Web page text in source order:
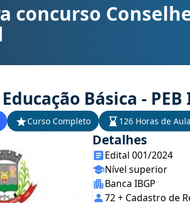
Lafaiete/MG - Prefeitura Municipal
concurso
Básica - PEB
Curso Completo 126 Horas de Aula
Detalhes
Edital 001/2024
Nível superior
Banca IBGP
72 + Cadastro de